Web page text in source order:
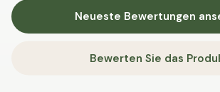
Neueste Bewertungen
Bewerten Sie das